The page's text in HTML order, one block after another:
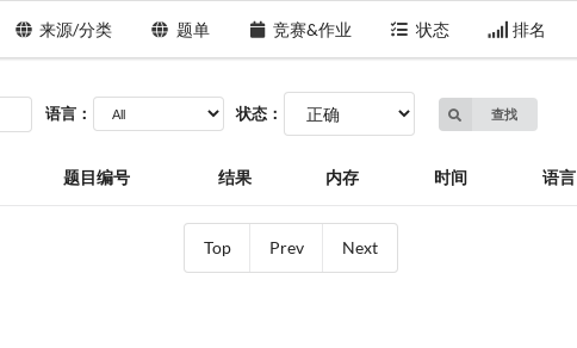
来源/分类 题单 竞赛&作业 状态 排名
语言： 状态： 查找
题目编号 结果 内存 时间 语言
Top Prev Next